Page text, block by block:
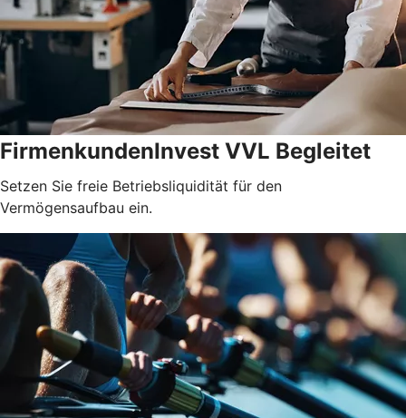
FirmenkundenInvest VVL Begleitet
Setzen Sie freie Betriebsliquidität für den
Vermögensaufbau ein.